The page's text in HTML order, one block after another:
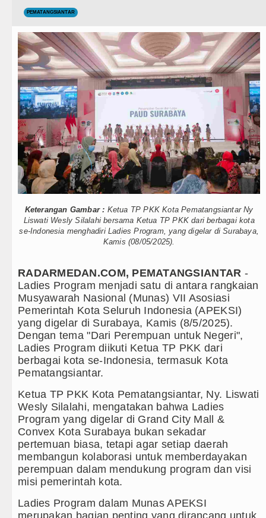
Teknologi
Internasional
Wisata
TIPS dan TRIK
+ Lainnya
Video
Kesehatan
Kuliner
Siraman Rohani
Duta Genre Harus Jadi
Peringati Hari Anak 2026, TP
Dugaan Penyimpangan Dana
Risiko Tertular HIV/AIDS
Bertekad Pulang Mantan PM
PSG vs Manchester United Laga
Juventus vs Inter Milan
Real Madrid Tandang ke
Bupati Taput Sambut Kunjungan
Gubsu Bobby Prioritaskan
Duta Genre Harus Jadi
Peringati Hari Anak 2026, TP
Dugaan Penyimpangan Dana
Bertekad Pulang Mantan PM
PSG vs Manchester United Laga
Juventus vs Inter Milan
Real Madrid Tandang ke
PEMATANGSIANTAR
Keterangan Gambar : Ketua TP PKK Kota Pematangsiantar Ny
Liswati Wesly Silalahi bersama Ketua TP PKK dari berbagai kota
se-Indonesia menghadiri Ladies Program, yang digelar di Surabaya,
Kamis (08/05/2025).
RADARMEDAN.COM, PEMATANGSIANTAR -
Ladies Program menjadi satu di antara rangkaian
Musyawarah Nasional (Munas) VII Asosiasi
Pemerintah Kota Seluruh Indonesia (APEKSI)
yang digelar di Surabaya, Kamis (8/5/2025).
Dengan tema "Dari Perempuan untuk Negeri",
Ladies Program diikuti Ketua TP PKK dari
berbagai kota se-Indonesia, termasuk Kota
Pematangsiantar.
Ketua TP PKK Kota Pematangsiantar, Ny. Liswati
Wesly Silalahi, mengatakan bahwa Ladies
Program yang digelar di Grand City Mall &
Convex Kota Surabaya bukan sekadar
pertemuan biasa, tetapi agar setiap daerah
membangun kolaborasi untuk memberdayakan
perempuan dalam mendukung program dan visi
misi pemerintah kota.
Ladies Program dalam Munas APEKSI